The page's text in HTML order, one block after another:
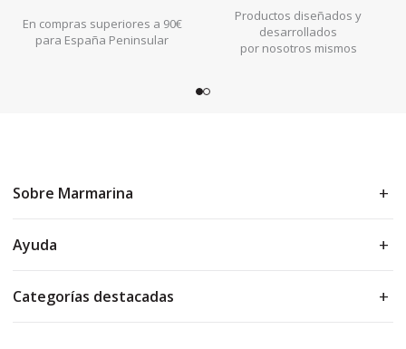
En compras superiores a 90€
para España Peninsular
Productos diseñados y
desarrollados
por nosotros mismos
Sobre Marmarina
Ayuda
Categorías destacadas